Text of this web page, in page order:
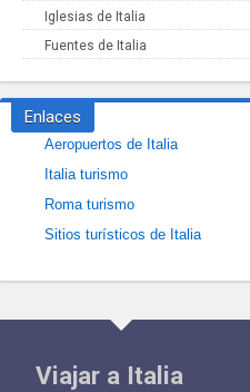
Iglesias de Italia
Fuentes de Italia
Enlaces
Aeropuertos de Italia
Italia turismo
Roma turismo
Sitios turísticos de Italia
Viajar a Italia